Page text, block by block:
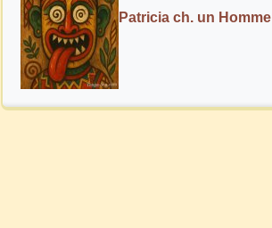
Patricia ch. un Homme